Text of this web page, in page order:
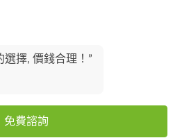
選擇, 價錢合理！”
免費諮詢